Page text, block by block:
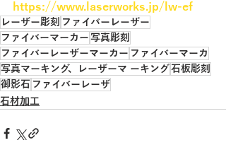
https://www.laserworks.jp/lw-ef
レーザー彫刻 ファイバーレーザー
ファイバーマーカー 写真彫刻
ファイバーレーザーマーカー ファイバーマーカ
写真マーキング、レーザーマ ーキング 石板彫刻
御影石 ファイバーレーザ
石材加工